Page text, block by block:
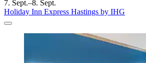
7. Sept.–8. Sept.
Holiday Inn Express Hastings by IHG